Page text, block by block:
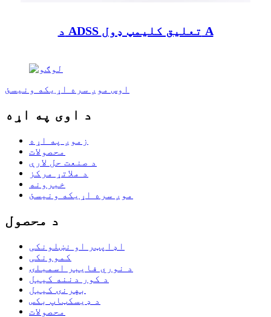
د ADSS تعلیق کلیمپ ډول A
اوس موږ سره اړیکه ونیسئ
د اوی په اړه
زموږ په اړه
محصولات
د صنعت حل لارې
د ملاتړ مرکز
خبرونه
موږ سره اړیکه ونیسئ
د محصول
اډاپټر او نښلونکی
کموونکی
د نوري فایبر اسمبلۍ
د کور دننه کیبل
بهرنۍ کیبل
د ډیسکټاپ بکس
محصولات